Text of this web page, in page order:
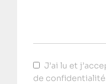
J’ai lu et
de confidentialité